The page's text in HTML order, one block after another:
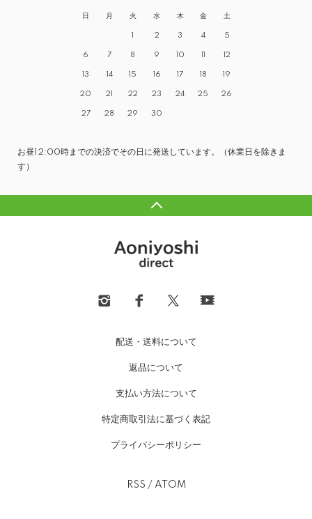
日 月 火 水 木 金 土
1 2 3 4 5
6 7 8 9 10 11 12
13 14 15 16 17 18 19
20 21 22 23 24 25 26
27 28 29 30
お昼12:00時までの決済でその日に発送しています。（休業日を除きま
す）
配送・送料について
返品について
支払い方法について
特定商取引法に基づく表記
プライバシーポリシー
RSS / ATOM